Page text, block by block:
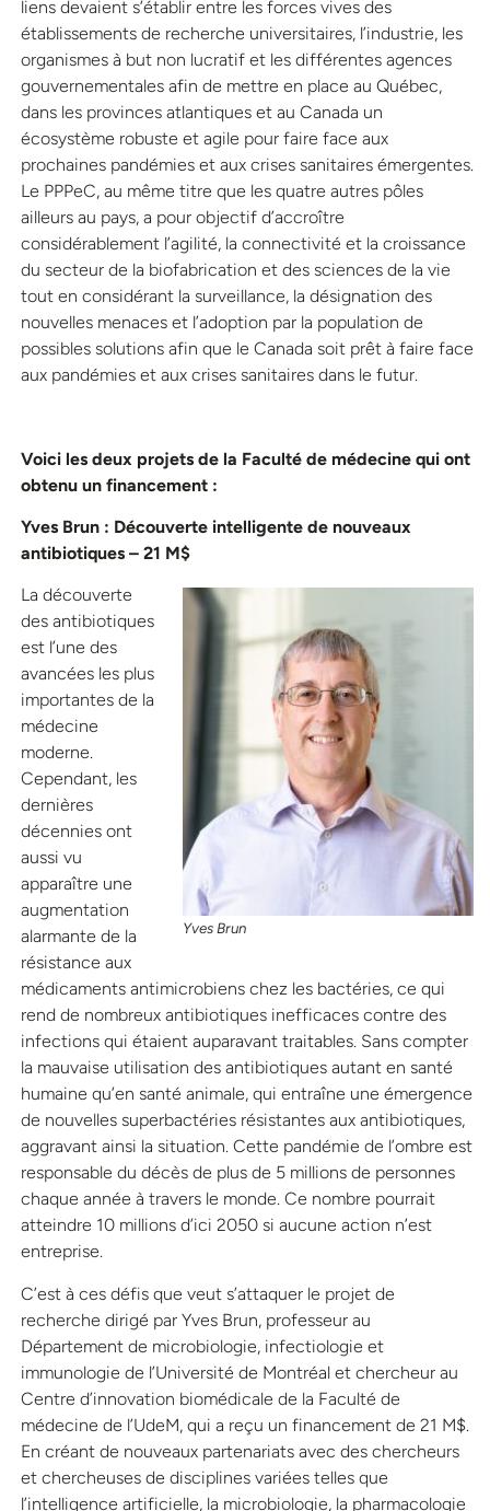
liens devaient s’établir entre les forces vives des
établissements de recherche universitaires, l’industrie, les
organismes à but non lucratif et les différentes agences
gouvernementales afin de mettre en place au Québec,
dans les provinces atlantiques et au Canada un
écosystème robuste et agile pour faire face aux
prochaines pandémies et aux crises sanitaires émergentes.
Le PPPeC, au même titre que les quatre autres pôles
ailleurs au pays, a pour objectif d’accroître
considérablement l’agilité, la connectivité et la croissance
du secteur de la biofabrication et des sciences de la vie
tout en considérant la surveillance, la désignation des
nouvelles menaces et l’adoption par la population de
possibles solutions afin que le Canada soit prêt à faire face
aux pandémies et aux crises sanitaires dans le futur.
Voici les deux projets de la Faculté de médecine qui ont
obtenu un financement :
Yves Brun : Découverte intelligente de nouveaux
antibiotiques – 21 M$
Yves Brun
La découverte
des antibiotiques
est l’une des
avancées les plus
importantes de la
médecine
moderne.
Cependant, les
dernières
décennies ont
aussi vu
apparaître une
augmentation
alarmante de la
résistance aux
médicaments antimicrobiens chez les bactéries, ce qui
rend de nombreux antibiotiques inefficaces contre des
infections qui étaient auparavant traitables. Sans compter
la mauvaise utilisation des antibiotiques autant en santé
humaine qu’en santé animale, qui entraîne une émergence
de nouvelles superbactéries résistantes aux antibiotiques,
aggravant ainsi la situation. Cette pandémie de l’ombre est
responsable du décès de plus de 5 millions de personnes
chaque année à travers le monde. Ce nombre pourrait
atteindre 10 millions d’ici 2050 si aucune action n’est
entreprise.
C’est à ces défis que veut s’attaquer le projet de
recherche dirigé par Yves Brun, professeur au
Département de microbiologie, infectiologie et
immunologie de l’Université de Montréal et chercheur au
Centre d’innovation biomédicale de la Faculté de
médecine de l’UdeM, qui a reçu un financement de 21 M$.
En créant de nouveaux partenariats avec des chercheurs
et chercheuses de disciplines variées telles que
l’intelligence artificielle, la microbiologie, la pharmacologie